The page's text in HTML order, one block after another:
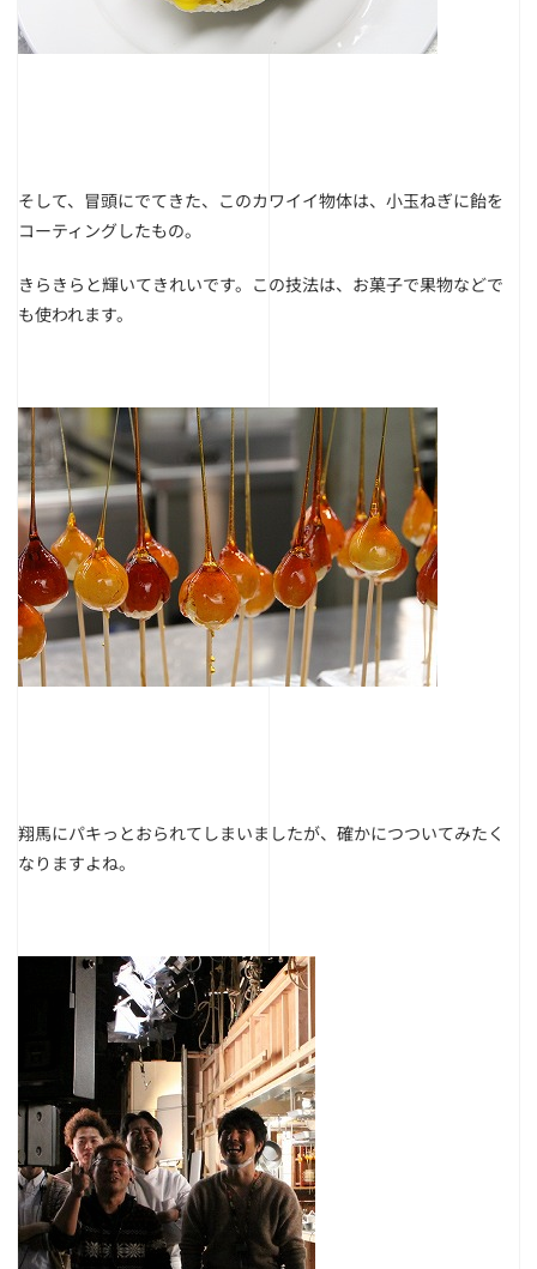
そして、冒頭にでてきた、このカワイイ物体は、小玉ねぎに飴を
コーティングしたもの。
きらきらと輝いてきれいです。この技法は、お菓子で果物などで
も使われます。
翔馬にパキっとおられてしまいましたが、確かにつついてみたく
なりますよね。